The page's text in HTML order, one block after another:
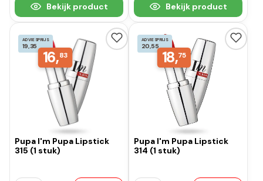
Bekijk product Bekijk product
ADVIESPRIJS
19,35
16,83
Pupa I'm Pupa Lipstick
315 (1 stuk)
ADVIESPRIJS
20,55
18,75
Pupa I'm Pupa Lipstick
314 (1 stuk)